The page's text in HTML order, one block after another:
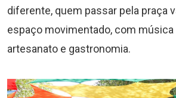
diferente, quem passar pela praça
espaço movimentado, com música
artesanato e gastronomia.